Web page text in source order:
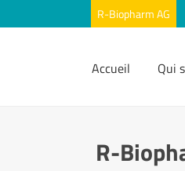
Accueil Qui
R-